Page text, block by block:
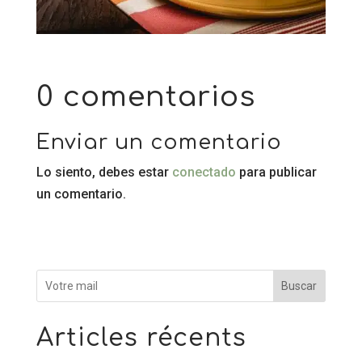
0 comentarios
Enviar un comentario
Lo siento, debes estar conectado para publicar
un comentario.
Buscar
Articles récents